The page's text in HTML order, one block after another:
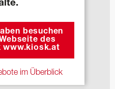
besuchen
des
im Überblick